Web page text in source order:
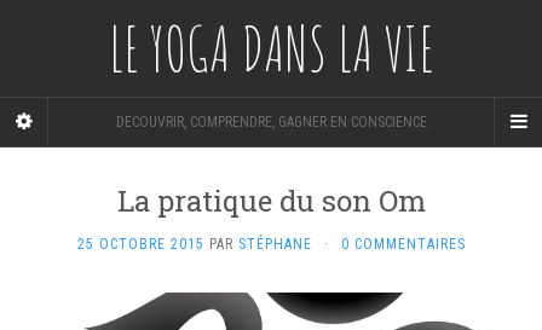
LE YOGA DANS LA VIE
DECOUVRIR, COMPRENDRE, GAGNER EN CONSCIENCE
La pratique du son Om
25 OCTOBRE 2015 PAR STÉPHANE · 0 COMMENTAIRES